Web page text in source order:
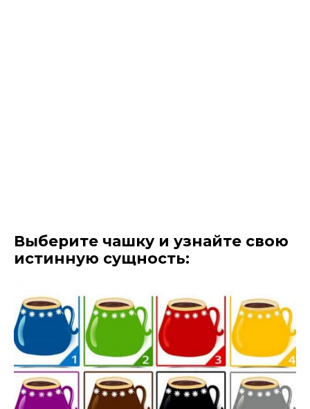
Выберите чашку и узнайте свою
истинную сущность: